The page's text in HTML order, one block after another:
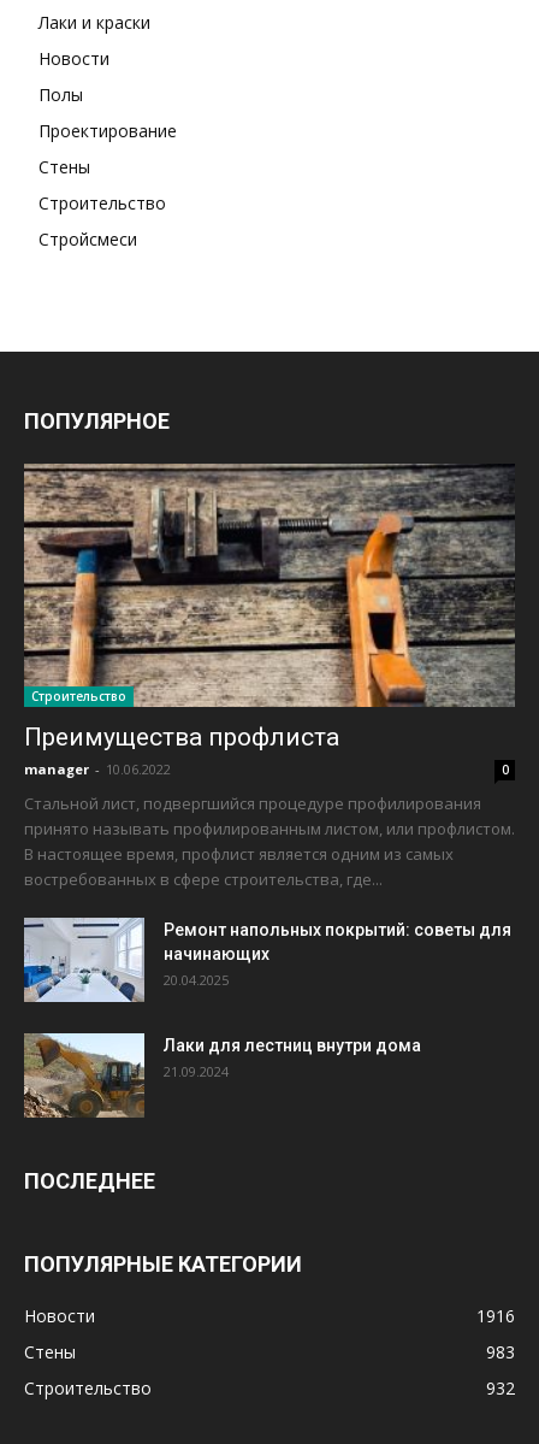
Лаки и краски
Новости
Полы
Проектирование
Стены
Строительство
Стройсмеси
ПОПУЛЯРНОЕ
Строительство
Преимущества профлиста
manager - 10.06.2022 0
Стальной лист, подвергшийся процедуре профилирования
принято называть профилированным листом, или профлистом.
В настоящее время, профлист является одним из самых
востребованных в сфере строительства, где...
Ремонт напольных покрытий: советы для
начинающих
20.04.2025
Лаки для лестниц внутри дома
21.09.2024
ПОСЛЕДНЕЕ
ПОПУЛЯРНЫЕ КАТЕГОРИИ
Новости
1916
Стены
983
Строительство
932